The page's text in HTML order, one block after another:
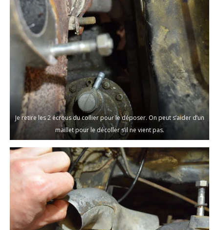
Je retire les 2 écrous du collier pour le déposer. On peut s’aider d’un
maillet pour le décoller s’il ne vient pas.